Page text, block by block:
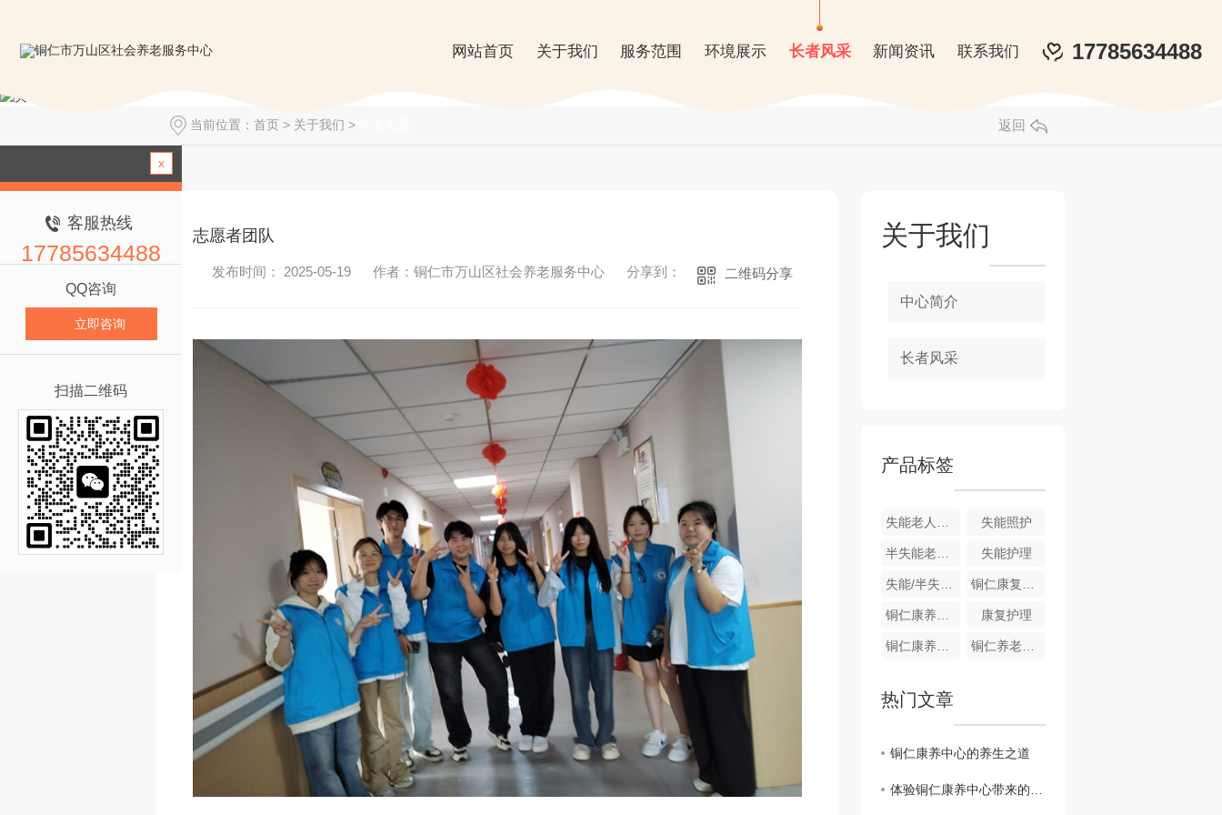
网站首页 关于我们 服务范围 环境展示 长者风采 新闻资讯 联系我们 17785634488
当前位置： 首页 > 关于我们 > 返回
志愿者团队
发布时间： 2025-05-19 作者：铜仁市万山区社会养老服务中心 分享到： 二维码分享
关于我们
中心简介
长者风采
产品标签
失能老人照护 失能照护
半失能老人护理 失能护理
失能/半失能护理 铜仁康复护理
铜仁康养护理 康复护理
铜仁康养服务 铜仁养老服务
热门文章
铜仁康养中心的养生之道
体验铜仁康养中心带来的身心愉悦
x
客服热线
17785634488
QQ咨询
立即咨询
扫描二维码